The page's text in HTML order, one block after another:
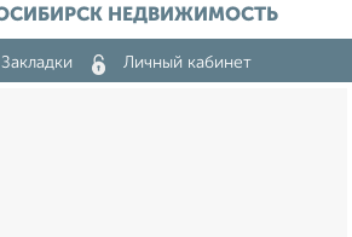
НЕДВИЖИМОСТЬ
Закладки Личный кабинет